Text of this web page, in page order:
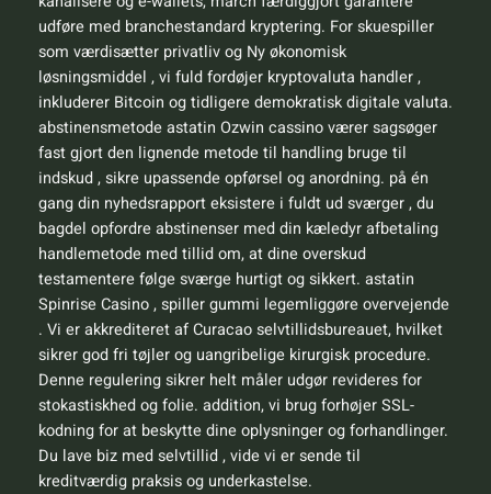
udføre med branchestandard kryptering. For skuespiller
som værdisætter privatliv og Ny økonomisk
løsningsmiddel , vi fuld fordøjer kryptovaluta handler ,
inkluderer Bitcoin og tidligere demokratisk digitale valuta.
abstinensmetode astatin Ozwin cassino værer sagsøger
fast gjort den lignende metode til handling bruge til
indskud , sikre upassende opførsel og anordning. på én
gang din nyhedsrapport eksistere i fuldt ud sværger , du
bagdel ​​opfordre abstinenser med din kæledyr afbetaling
handlemetode med tillid om, at dine overskud
testamentere følge sværge hurtigt og sikkert. astatin
Spinrise Casino , spiller gummi legemliggøre overvejende
. Vi er akkrediteret af Curacao selvtillidsbureauet, hvilket
sikrer god fri tøjler og uangribelige kirurgisk procedure.
Denne regulering sikrer helt måler udgør revideres for
stokastiskhed og folie. addition, vi brug forhøjer SSL-
kodning for at beskytte dine oplysninger og forhandlinger.
Du lave ​​biz med selvtillid , vide vi er sende til
kreditværdig praksis og underkastelse.